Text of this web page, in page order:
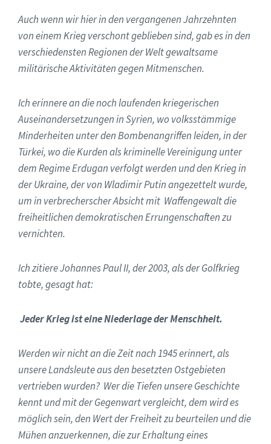
Auch wenn wir hier in den vergangenen Jahrzehnten
von einem Krieg verschont geblieben sind, gab es in den
verschiedensten Regionen der Welt gewaltsame
militärische Aktivitäten gegen Mitmenschen.
Ich erinnere an die noch laufenden kriegerischen
Auseinandersetzungen in Syrien, wo volksstämmige
Minderheiten unter den Bombenangriffen leiden, in der
Türkei, wo die Kurden als kriminelle Vereinigung unter
dem Regime Erdugan verfolgt werden und den Krieg in
der Ukraine, der von Wladimir Putin angezettelt wurde,
um in verbrecherscher Absicht mit Waffengewalt die
freiheitlichen demokratischen Errungenschaften zu
vernichten.
Ich zitiere Johannes Paul II, der 2003, als der Golfkrieg
tobte, gesagt hat:
Jeder Krieg ist eine Niederlage der Menschheit.
Werden wir nicht an die Zeit nach 1945 erinnert, als
unsere Landsleute aus den besetzten Ostgebieten
vertrieben wurden? Wer die Tiefen unsere Geschichte
kennt und mit der Gegenwart vergleicht, dem wird es
möglich sein, den Wert der Freiheit zu beurteilen und die
Mühen anzuerkennen, die zur Erhaltung eines